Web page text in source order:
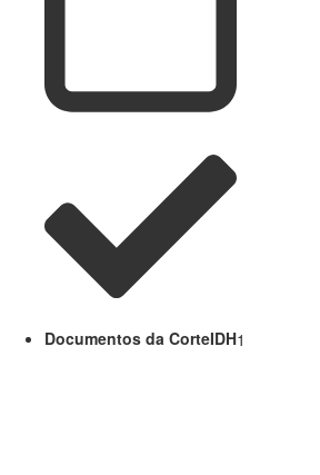
Documentos da CorteIDH1